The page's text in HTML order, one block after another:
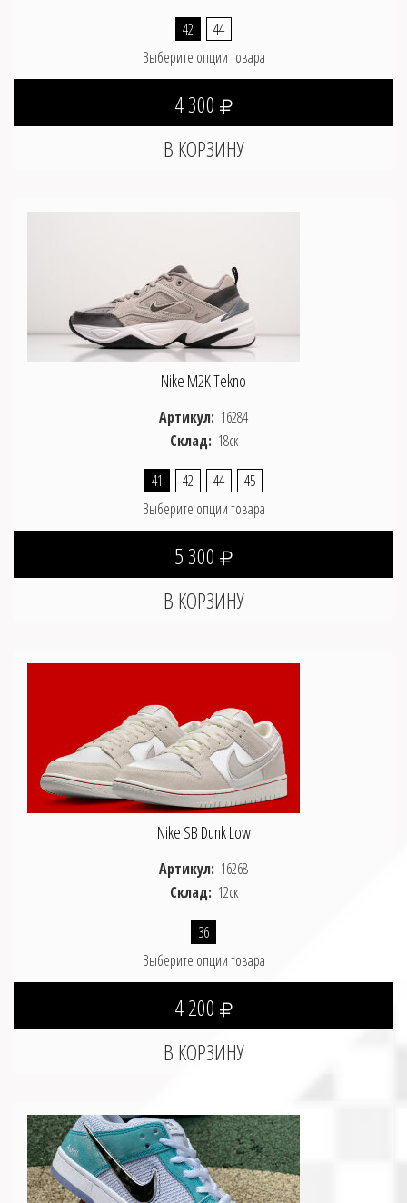
42
44
Выберите опции товара
4 300
Nike M2K Tekno
Артикул: 16284
Склад: 18ск
41 42 44
45
Выберите опции товара
5 300
Nike SB Dunk Low
Артикул: 16268
Склад: 12ск
36
Выберите опции товара
4 200